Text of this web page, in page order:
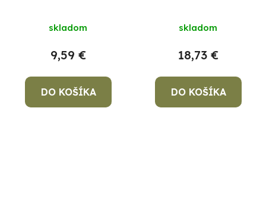
skladom
9,59 €
DO KOŠÍKA
skladom
18,73 €
DO KOŠÍKA